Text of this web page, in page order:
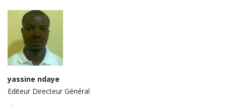
yassine ndaye
Editeur Directeur Général